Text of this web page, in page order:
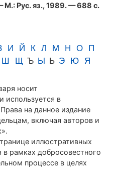
М.: Рус. яз., 1989. — 688 с.
И Й К Л М Н О П
Ш Щ Ъ Ы Ь Э Ю Я
носит
используется в
на данное издание
включая авторов и
иллюстративных
в рамках добросовестного
процессе в целях